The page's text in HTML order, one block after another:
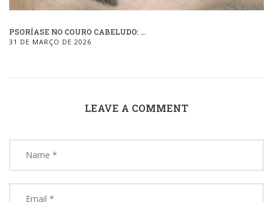
PSORÍASE NO COURO CABELUDO: ...
31 DE MARÇO DE 2026
LEAVE A COMMENT